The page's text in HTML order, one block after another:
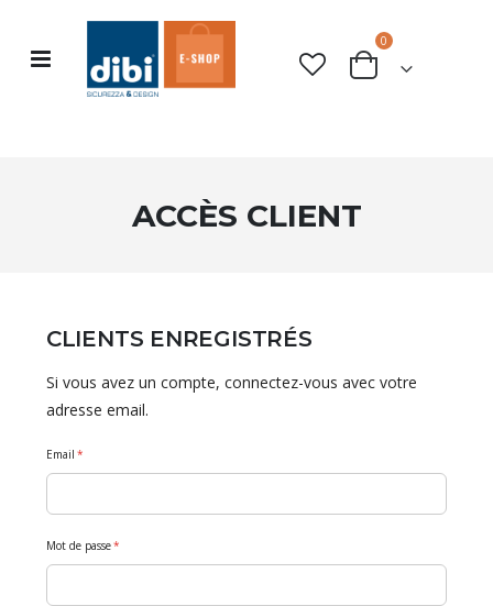
Basculer
navigation
Cart
0 articles
ACCÈS CLIENT
CLIENTS ENREGISTRÉS
Si vous avez un compte, connectez-vous avec votre
adresse email.
Email
Mot de passe